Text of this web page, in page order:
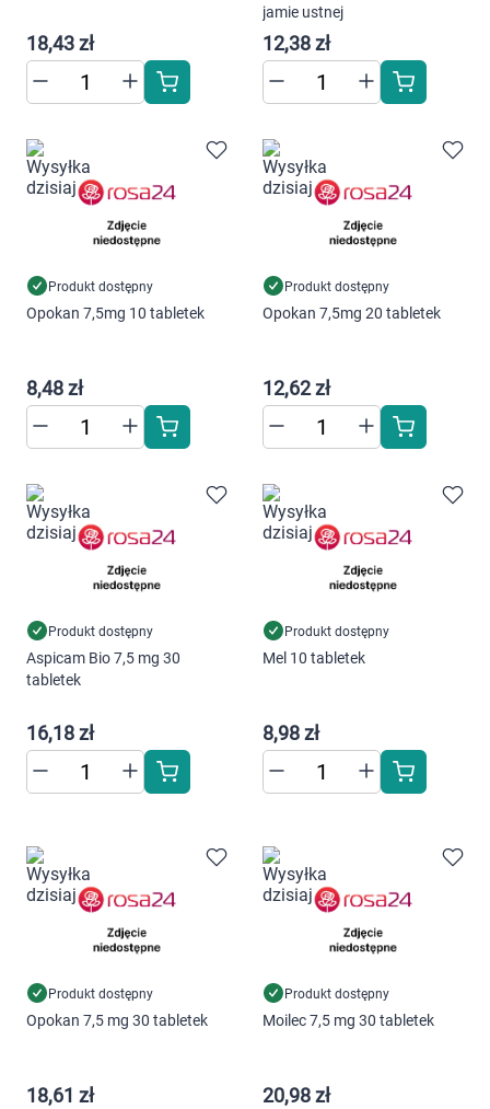
18,43 zł
jamie ustnej
12,38 zł
Produkt dostępny
Opokan 7,5mg 10 tabletek
8,48 zł
Produkt dostępny
Opokan 7,5mg 20 tabletek
12,62 zł
Produkt dostępny
Aspicam Bio 7,5 mg 30
tabletek
16,18 zł
Produkt dostępny
Mel 10 tabletek
8,98 zł
Produkt dostępny
Opokan 7,5 mg 30 tabletek
18,61 zł
Produkt dostępny
Moilec 7,5 mg 30 tabletek
20,98 zł